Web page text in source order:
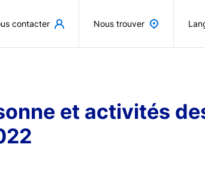
contacter Nous trouver
et activités